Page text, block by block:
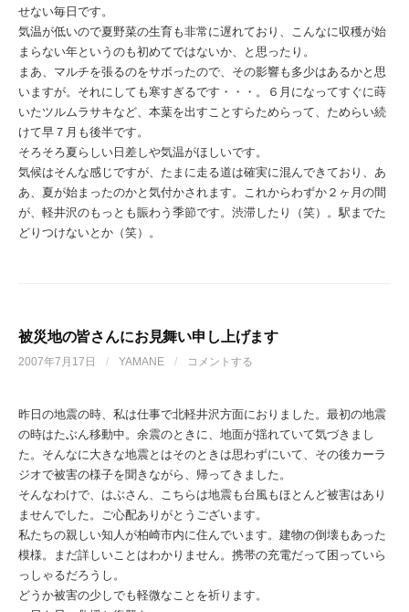
せない毎日です。
気温が低いので夏野菜の生育も非常に遅れており、こんなに収穫が始
まらない年というのも初めてではないか、と思ったり。
まあ、マルチを張るのをサボったので、その影響も多少はあるかと思
いますが。それにしても寒すぎるです・・・。６月になってすぐに蒔
いたツルムラサキなど、本葉を出すことすらためらって、ためらい続
けて早７月も後半です。
そろそろ夏らしい日差しや気温がほしいです。
気候はそんな感じですが、たまに走る道は確実に混んできており、あ
あ、夏が始まったのかと気付かされます。これからわずか２ヶ月の間
が、軽井沢のもっとも賑わう季節です。渋滞したり（笑）。駅までた
どりつけないとか（笑）。
被災地の皆さんにお見舞い申し上げます
2007年7月17日 / YAMANE / コメントする
昨日の地震の時、私は仕事で北軽井沢方面におりました。最初の地震
の時はたぶん移動中。余震のときに、地面が揺れていて気づきまし
た。そんなに大きな地震とはそのときは思わずにいて、その後カーラ
ジオで被害の様子を聞きながら、帰ってきました。
そんなわけで、はぶさん、こちらは地震も台風もほとんど被害はあり
ませんでした。ご心配ありがとうございます。
私たちの親しい知人が柏崎市内に住んでいます。建物の倒壊もあった
模様。まだ詳しいことはわかりません。携帯の充電だって困っていら
っしゃるだろうし。
どうか被害の少しでも軽微なことを祈ります。